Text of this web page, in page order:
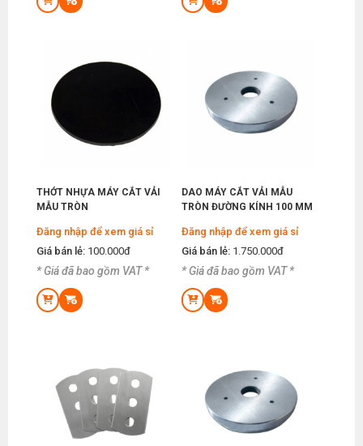
THỚT NHỰA MÁY CẮT VẢI
MẪU TRÒN
Đăng nhập để xem giá sỉ
Giá bán lẻ: 100.000đ
* Giá đã bao gồm VAT *
DAO MÁY CẮT VẢI MẪU
TRÒN ĐƯỜNG KÍNH 100 MM
Đăng nhập để xem giá sỉ
Giá bán lẻ: 1.750.000đ
* Giá đã bao gồm VAT *